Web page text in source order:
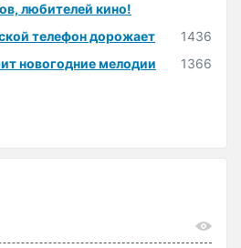
любителей кино!
телефон дорожает
1436
новогодние мелодии
1366